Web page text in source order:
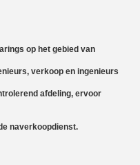
op het gebied van
verkoop en ingenieurs
afdeling, ervoor
naverkoopdienst.